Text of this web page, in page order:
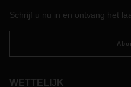
Schrijf u nu in en ontvang het
WETTELIJK